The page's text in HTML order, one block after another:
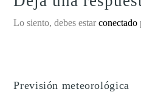
Lo siento, debes estarconectado
Previsión meteorológica